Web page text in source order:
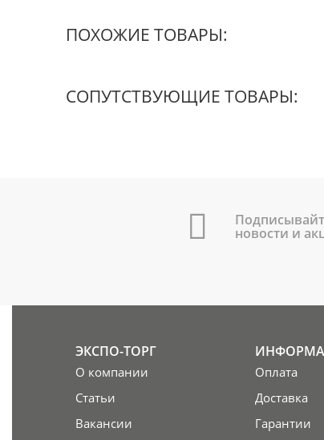
ПОХОЖИЕ ТОВАРЫ:
СОПУТСТВУЮЩИЕ ТОВАРЫ:
новости и
ЭКСПО-ТОРГ
О компании
Статьи
Вакансии
Оплата
Доставка
Гарантии